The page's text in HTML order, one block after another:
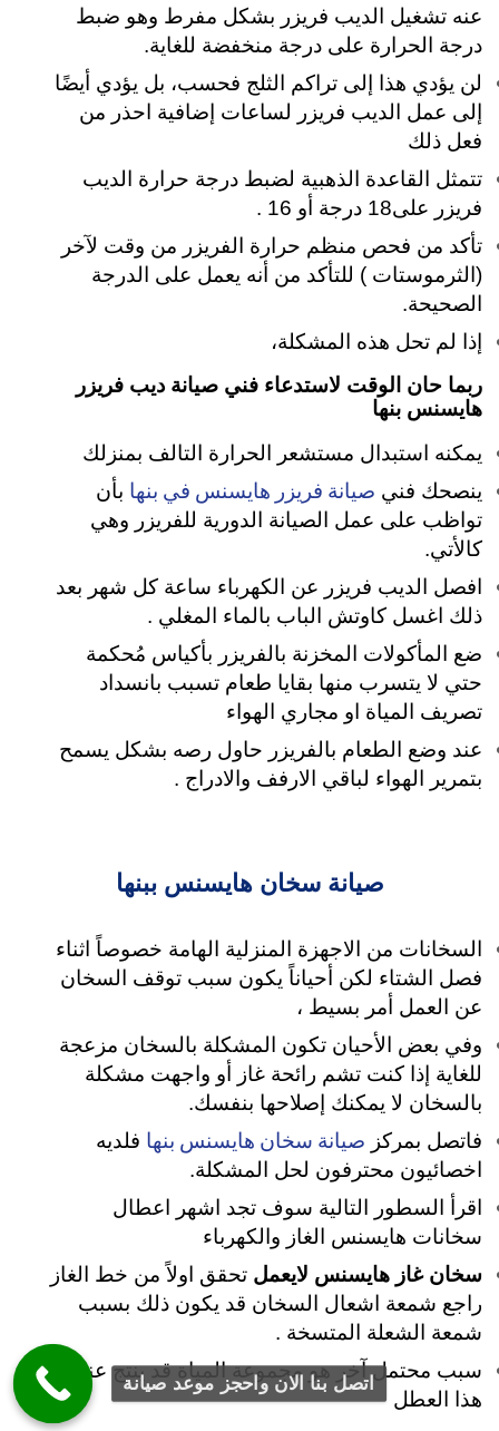
عنه تشغيل الديب فريزر بشكل مفرط وهو ضبط
درجة الحرارة على درجة منخفضة للغاية.
لن يؤدي هذا إلى تراكم الثلج فحسب، بل يؤدي أيضًا
إلى عمل الديب فريزر لساعات إضافية احذر من
فعل ذلك
تتمثل القاعدة الذهبية لضبط درجة حرارة الديب
فريزر على18 درجة أو 16 .
تأكد من فحص منظم حرارة الفريزر من وقت لآخر
(الثرموستات ) للتأكد من أنه يعمل على الدرجة
الصحيحة.
إذا لم تحل هذه المشكلة،
ربما حان الوقت لاستدعاء فني صيانة ديب فريزر
هايسنس بنها
يمكنه استبدال مستشعر الحرارة التالف بمنزلك
ينصحك فني صيانة فريزر هايسنس في بنها بأن
تواظب على عمل الصيانة الدورية للفريزر وهي
كالأتي.
افصل الديب فريزر عن الكهرباء ساعة كل شهر بعد
ذلك اغسل كاوتش الباب بالماء المغلي .
ضع المأكولات المخزنة بالفريزر بأكياس مُحكمة
حتي لا يتسرب منها بقايا طعام تسبب بانسداد
تصريف المياة او مجاري الهواء
عند وضع الطعام بالفريزر حاول رصه بشكل يسمح
بتمرير الهواء لباقي الارفف والادراج .
صيانة سخان هايسنس ببنها
السخانات من الاجهزة المنزلية الهامة خصوصاً اثناء
فصل الشتاء لكن أحياناً يكون سبب توقف السخان
عن العمل أمر بسيط ،
وفي بعض الأحيان تكون المشكلة بالسخان مزعجة
للغاية إذا كنت تشم رائحة غاز أو واجهت مشكلة
بالسخان لا يمكنك إصلاحها بنفسك.
فاتصل بمركز صيانة سخان هايسنس بنها فلديه
اخصائيون محترفون لحل المشكلة.
اقرأ السطور التالية سوف تجد اشهر اعطال
سخانات هايسنس الغاز والكهرباء
سخان غاز هايسنس لايعمل تحقق اولاً من خط الغاز
راجع شمعة اشعال السخان قد يكون ذلك بسبب
شمعة الشعلة المتسخة .
سبب محتمل آخر هو مجموعة المياة قد ينتج عنها
هذا العطل
اتصل بنا الان واحجز موعد صيانة